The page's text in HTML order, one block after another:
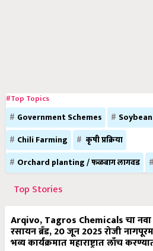
#Top Topics
Government Schemes
Chili Farming
कृषी प्रक्रिया
Orchard planting / फळबाग लागवड
Top Stories
Arqivo, Tagros Chemicals चा
रसायन ब्रँड, 20 जून 2025 रोजी
भव्य कार्यक्रमात महाराष्ट्रात लाँच